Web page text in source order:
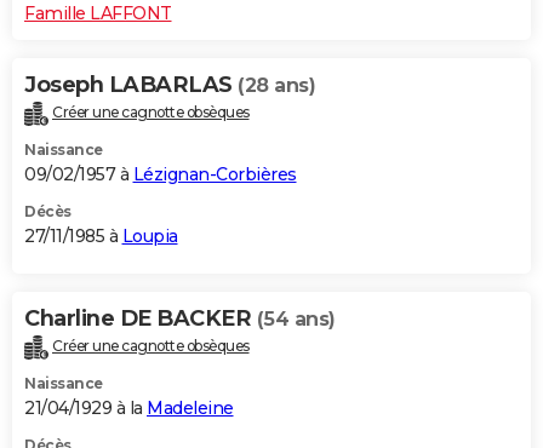
Famille LAFFONT
Joseph LABARLAS (28 ans)
Créer une cagnotte obsèques
Naissance
09/02/1957 à Lézignan-Corbières
Décès
27/11/1985 à Loupia
Charline DE BACKER (54 ans)
Créer une cagnotte obsèques
Naissance
21/04/1929 à la Madeleine
Décès